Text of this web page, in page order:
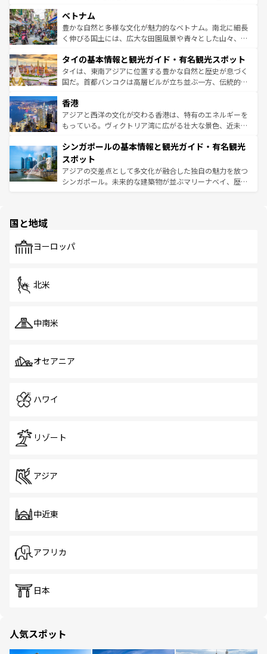
参照してほしい。
容にもいいと評判のスイーツなど、バラエティ豊かな料理
が味わえる。 なお、新着の台湾情報は コンテンツ一覧を参
照してほしい。
き、地方に足を延ばせば四季折々の自然美を楽しむことが
できる。そして、キムチや焼肉、絶品のストリートフード
まで、さまざまな韓国料理が待っている。夜には、韓国な
リティに包まれながら、韓国の多彩な魅力を心ゆくまで味
わってみてほしい。 なお、新着の韓国情報はコンテンツ一
覧を参照してほしい。
ベトナム
豊かな自然と多様な文化が魅力的なベトナム。南北に細長
く伸びる国土には、広大な田園風景や青々とした山々、世
急速な発展と共に伝統が息づく。ハノイの古い町並みやホ
ーチミン市のフランス統治時代の建物も、独特の雰囲気を
醸し出している。また、バラエティの豊かさとおいしさで
とつ。フォーやバインミー、ベトナムコーヒーなどは、ぜ
ひ現地で味わいたい。どの地域を訪れてもあたたかい人々
が旅行者を迎えてくれるので、きっと忘れられない旅にな
参照してほしい。
タイの基本情報と観光ガイド・有名観光スポット
タイは、東南アジアに位置する豊かな自然と歴史が息づく
国だ。首都バンコクは高層ビルが立ち並ぶ一方、伝統的な
の活気が交差している。北部ではチェンマイなどの山岳地
帯で自然と触れ合い、南部ではプーケットやクラビの美し
いビーチでリゾート気分を楽しむことができる。タイ料理
激する。気候は一年中温暖で、どの季節にも異なる楽しみ
が待っている。親しみやすいタイの人々、仏教を中心とし
た文化、そして多様な観光資源が、訪れる旅人を魅了し続
ける。 なお、新着のタイ情報はコンテンツ一覧を参照して
香港
アジアと西洋の文化が交わる香港は、特有のエネルギーを
もっている。ヴィクトリア湾に広がる壮大な景色、近未来
み、どこを訪れても感動するはず。観光スポットが密集し
ており、効率よく見どころを回れるのも魅力。息をのむよ
うな絶景から文化的な体験まで、香港を存分に楽しみ尽く
そう。 なお、新着の香港情報はコンテンツ一覧を参照して
シンガポールの基本情報と観光ガイド・有名観光
スポット
アジアの交差点として多文化が融合した独自の魅力を放つ
シンガポール。未来的な建築物が並ぶマリーナベイ、歴史
で、ホーカーズは地元の風情を楽しめる外せないスポット
国と地域
ヨーロッパ
北米
中南米
オセアニア
ハワイ
リゾート
アジア
中近東
アフリカ
日本
人気スポット